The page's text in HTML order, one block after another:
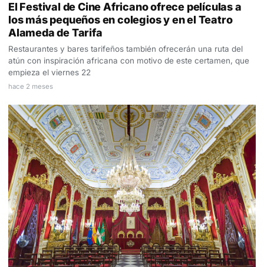
El Festival de Cine Africano ofrece películas a
los más pequeños en colegios y en el Teatro
Alameda de Tarifa
Restaurantes y bares tarifeños también ofrecerán una ruta del
atún con inspiración africana con motivo de este certamen, que
empieza el viernes 22
hace 2 meses